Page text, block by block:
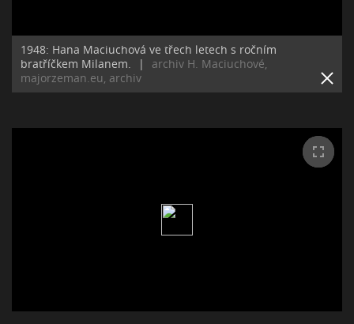
1948: Hana Maciuchová ve třech letech s ročním
bratříčkem Milanem.
|
archiv H. Maciuchové,
majorzeman.eu, archiv